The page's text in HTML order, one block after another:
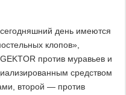
день имеются
клопов»,
против муравьев и
средством
второй — против